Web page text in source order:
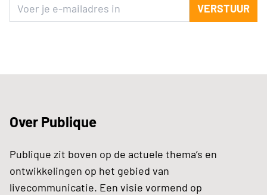
VERSTUUR
Over Publique
Publique zit boven op de actuele thema’s en
ontwikkelingen op het gebied van
livecommunicatie. Een visie vormend op